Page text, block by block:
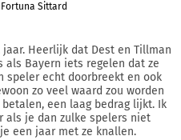
Sittard
Heerlijk dat Dest en Tillman
als Bayern iets regelen dat ze
speler echt doorbreekt en ook
zo veel waard zou worden
een laag bedrag lijkt. Ik
als je dan zulke spelers niet
een jaar met ze knallen.